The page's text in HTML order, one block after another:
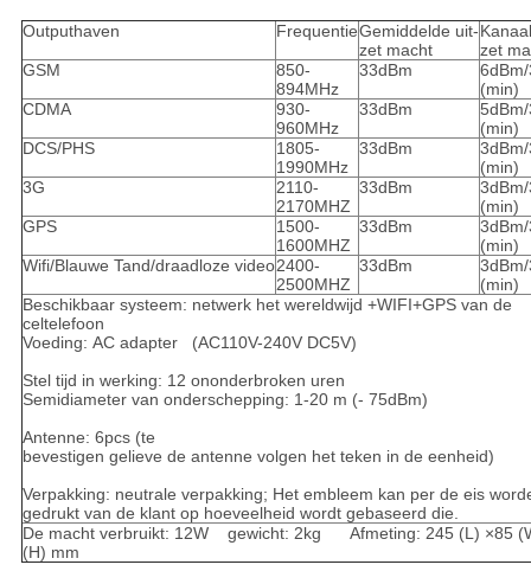
Outputhaven FrequentieGemiddelde uit-
zet macht
zet
GSM
850-
894MHz
33dBm
(min)
CDMA
930-
960MHz
33dBm
(min)
DCS/PHS
1805-
1990MHz
33dBm
(min)
3G
2110-
2170MHZ
33dBm
(min)
GPS
1500-
1600MHZ
33dBm
(min)
Wifi/Blauwe Tand/draadloze video2400-
2500MHZ
33dBm
(min)
Beschikbaar systeem: netwerk het wereldwijd +WIFI+GPS van de
celtelefoon
Voeding: AC adapter (AC110V-240V DC5V)
Stel tijd in werking: 12 ononderbroken uren
Semidiameter van onderschepping: 1-20 m (- 75dBm)
Antenne: 6pcs (te
bevestigen gelieve de antenne volgen het teken in de eenheid)
Verpakking: neutrale verpakking; Het embleem kan per de eis
gedrukt van de klant op hoeveelheid wordt gebaseerd die.
De macht verbruikt: 12W gewicht: 2kg Afmeting: 245 (L) ×85
(H) mm